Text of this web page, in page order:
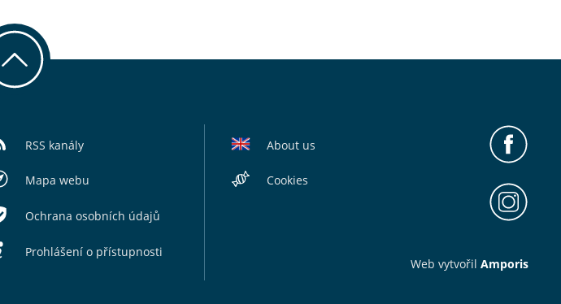
RSS kanály
Mapa webu
Ochrana osobních údajů
Prohlášení o přístupnosti
About us
Cookies
Web vytvořil Amporis